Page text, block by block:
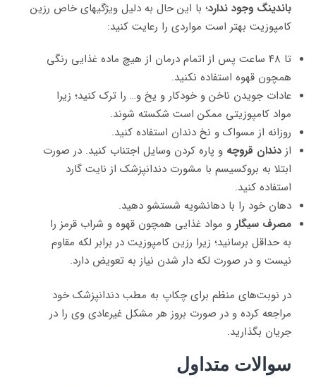
باندینگ وجود ندارد
؛ با این حال به دلیل ویژگی‎های خاص رزین
کامپوزیت بهتر است مواردی را رعایت کنید:
تا ۴۸ ساعت پس از اتمام درمان از هیچ ماده غذایی رنگی
همچون قهوه استفاده نکنید.
عادات جویدن ناخن و خودکار و یخ و… را ترک کنید؛ زیرا
مواد کامپوزیتی ممکن است شکسته شوند.
روزانه از مسواک و نخ دندان استفاده کنید.
از دندان قروچه و پاره کردن وسایل اجتناب کنید. در صورت
ابتلا به بروکسیسم با مشورت دندانپزشک از نایت گارد
استفاده کنید.
دهان خود را با دهانشویه شستشو دهید.
مصرف سیگار و مواد غذایی همچون قهوه و شراب قرمز را
به حداقل برسانید؛ زیرا رزین کامپوزیت در برابر لکه مقاوم
نیست و در صورت لکه دار شدن نیاز به تعویض دارد.
در نوبت‌های منظم برای چکاپ به مطب دندانپزشک خود
مراجعه کرده و در صورت بروز هر مشکل غیرعادی وی را در
جریان بگذارید.
سوالات متداول